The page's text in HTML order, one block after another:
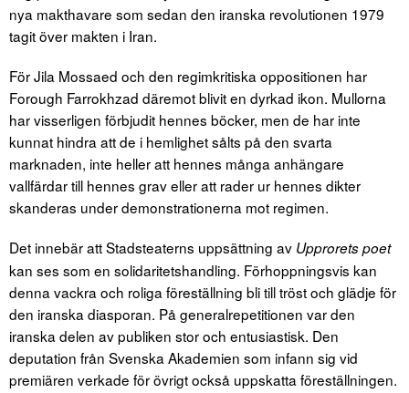
nya makthavare som sedan den iranska revolutionen 1979
tagit över makten i Iran.
För Jila Mossaed och den regimkritiska oppositionen har
Forough Farrokhzad däremot blivit en dyrkad ikon. Mullorna
har visserligen förbjudit hennes böcker, men de har inte
kunnat hindra att de i hemlighet sålts på den svarta
marknaden, inte heller att hennes många anhängare
vallfärdar till hennes grav eller att rader ur hennes dikter
skanderas under demonstrationerna mot regimen.
Det innebär att Stadsteaterns uppsättning av Upprorets poet
kan ses som en solidaritetshandling. Förhoppningsvis kan
denna vackra och roliga föreställning bli till tröst och glädje för
den iranska diasporan. På generalrepetitionen var den
iranska delen av publiken stor och entusiastisk. Den
deputation från Svenska Akademien som infann sig vid
premiären verkade för övrigt också uppskatta föreställningen.